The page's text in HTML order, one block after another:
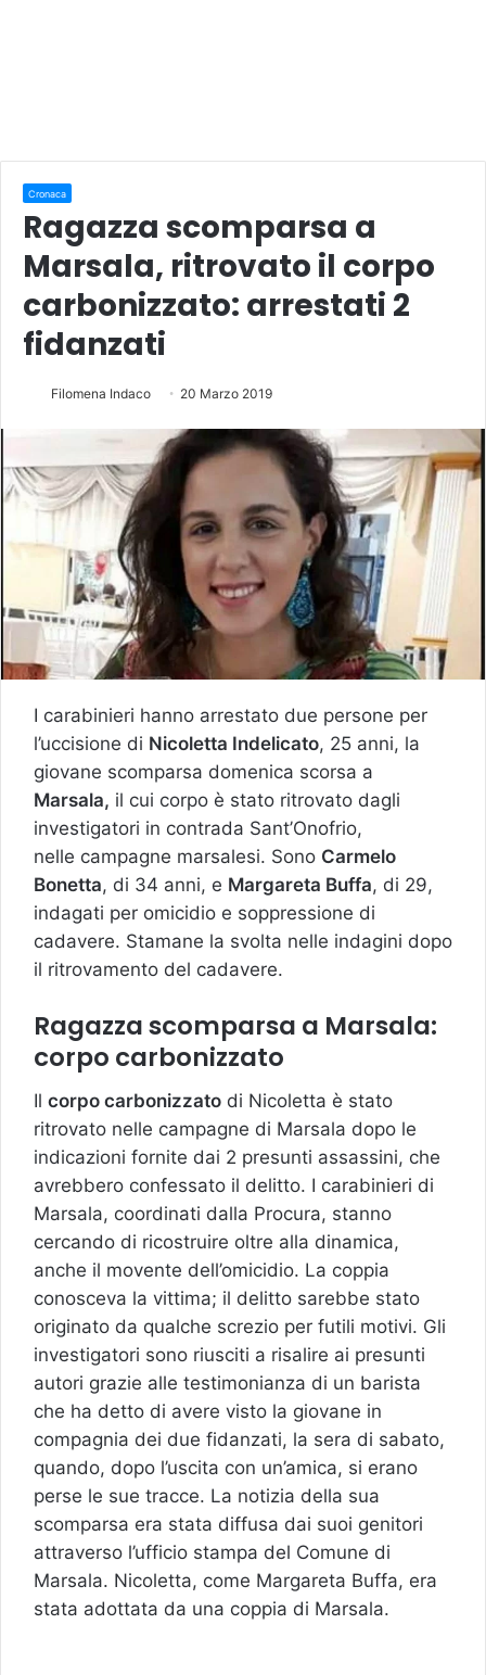
Cronaca
Ragazza scomparsa a
Marsala, ritrovato il corpo
carbonizzato: arrestati 2
fidanzati
Filomena Indaco 20 Marzo 2019
I carabinieri hanno arrestato due persone per
l’uccisione di Nicoletta Indelicato, 25 anni, la
giovane scomparsa domenica scorsa a
Marsala, il cui corpo è stato ritrovato dagli
investigatori in contrada Sant’Onofrio,
nelle campagne marsalesi. Sono Carmelo
Bonetta, di 34 anni, e Margareta Buffa, di 29,
indagati per omicidio e soppressione di
cadavere. Stamane la svolta nelle indagini dopo
il ritrovamento del cadavere.
Ragazza scomparsa a Marsala:
corpo carbonizzato
Il corpo carbonizzato di Nicoletta è stato
ritrovato nelle campagne di Marsala dopo le
indicazioni fornite dai 2 presunti assassini, che
avrebbero confessato il delitto. I carabinieri di
Marsala, coordinati dalla Procura, stanno
cercando di ricostruire oltre alla dinamica,
anche il movente dell’omicidio. La coppia
conosceva la vittima; il delitto sarebbe stato
originato da qualche screzio per futili motivi. Gli
investigatori sono riusciti a risalire ai presunti
autori grazie alle testimonianza di un barista
che ha detto di avere visto la giovane in
compagnia dei due fidanzati, la sera di sabato,
quando, dopo l’uscita con un’amica, si erano
perse le sue tracce. La notizia della sua
scomparsa era stata diffusa dai suoi genitori
attraverso l’ufficio stampa del Comune di
Marsala. Nicoletta, come Margareta Buffa, era
stata adottata da una coppia di Marsala.